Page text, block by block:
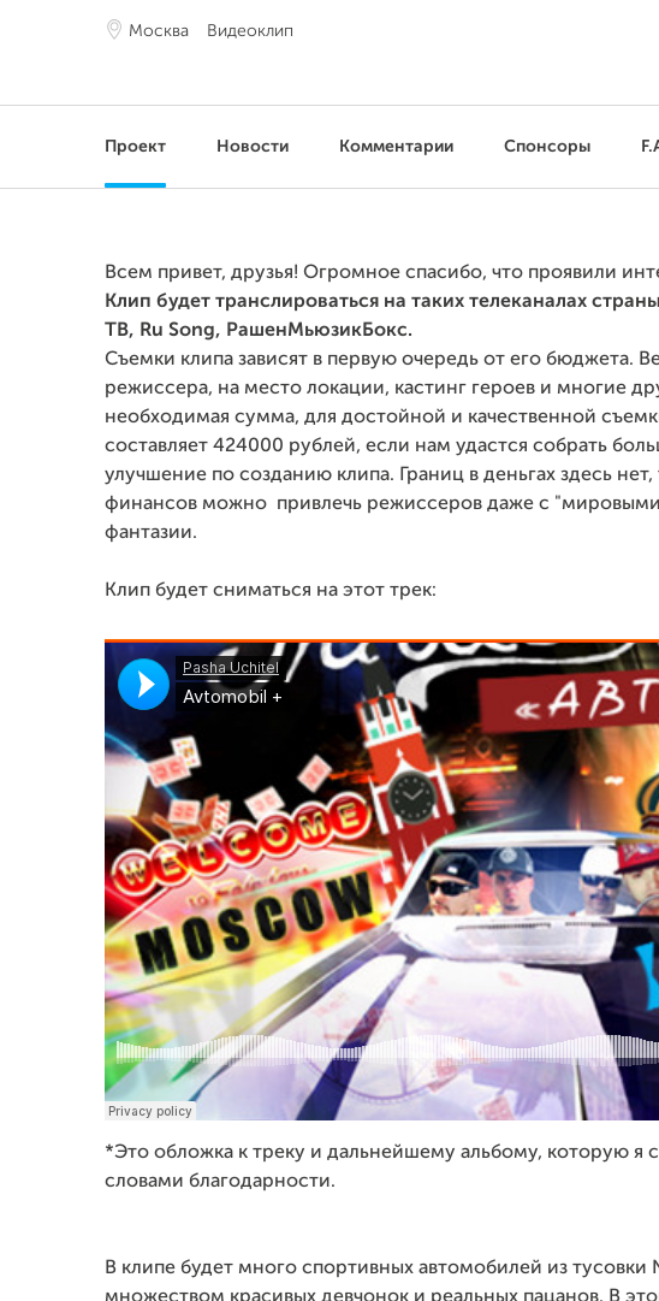
Москва Видеоклип
Проект Новости Комментарии Спонсоры
Всем привет, друзья! Огромное спасибо, что проявили
Клип будет транслироваться на таких телеканалах
ТВ, Ru Song, РашенМьюзикБокс.
Съемки клипа зависят в первую очередь от его бюджета.
режиссера, на место локации, кастинг героев и многие
необходимая сумма, для достойной и качественной
составляет 424000 рублей, если нам удастся собрать
улучшение по созданию клипа. Границ в деньгах здесь
финансов можно привлечь режиссеров даже с
фантазии.
Клип будет сниматься на этот трек:
*Это обложка к треку и дальнейшему альбому, которую я
словами благодарности.
В клипе будет много спортивных автомобилей из